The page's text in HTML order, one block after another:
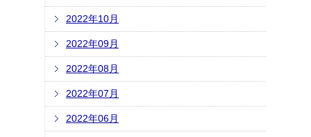
2022年10月
2022年09月
2022年08月
2022年07月
2022年06月